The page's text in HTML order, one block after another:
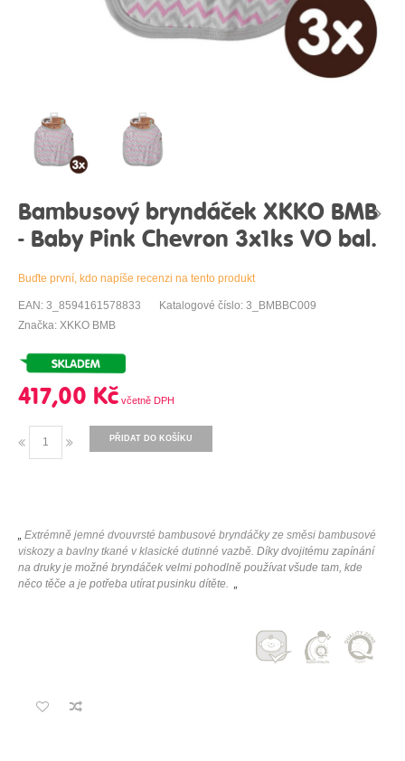
Bambusový bryndáček XKKO BMB
- Baby Pink Chevron 3x1ks VO bal.
Buďte první, kdo napíše recenzi na tento produkt
EAN: 3_8594161578833
Katalogové číslo: 3_BMBBC009
Značka: XKKO BMB
417,00 Kč
PŘIDAT DO KOŠÍKU
„ Extrémně jemné dvouvrsté bambusové bryndáčky ze směsi bambusové
viskozy a bavlny tkané v klasické dutinné vazbě. Díky dvojitému zapínání
na druky je možné bryndáček velmi pohodlně používat všude tam, kde
něco těče a je potřeba utírat pusinku dítěte. „